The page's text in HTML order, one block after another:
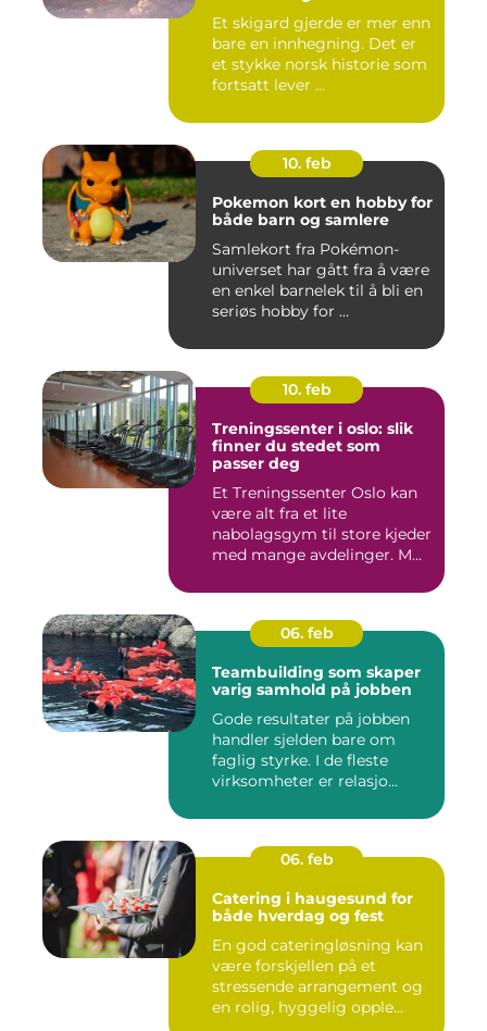
Et skigard gjerde er mer enn
bare en innhegning. Det er
et stykke norsk historie som
fortsatt lever ...
10. feb
Pokemon kort en hobby for
både barn og samlere
Samlekort fra Pokémon-
universet har gått fra å være
en enkel barnelek til å bli en
seriøs hobby for ...
10. feb
Treningssenter i oslo: slik
finner du stedet som
passer deg
Et Treningssenter Oslo kan
være alt fra et lite
nabolagsgym til store kjeder
med mange avdelinger. M...
06. feb
Teambuilding som skaper
varig samhold på jobben
Gode resultater på jobben
handler sjelden bare om
faglig styrke. I de fleste
virksomheter er relasjo...
06. feb
Catering i haugesund for
både hverdag og fest
En god cateringløsning kan
være forskjellen på et
stressende arrangement og
en rolig, hyggelig opple...